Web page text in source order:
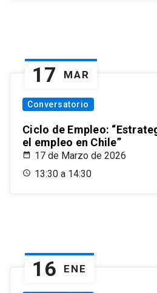
17 MAR
Conversatorio
Ciclo de Empleo:
el empleo en Chile”
17 de Marzo de 2026
13:30 a 14:30
16 ENE